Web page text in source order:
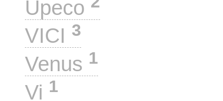
Upeco
VICI 3
Venus 1
Vi 1